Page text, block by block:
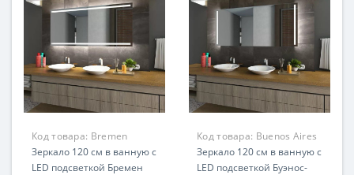
Код товара: Bremen
LP336
Зеркало 120 см в ванную с
LED подсветкой Бремен
Код товара: Buenos Aires
LP377
Зеркало 120 см в ванную с
LED подсветкой Буэнос-